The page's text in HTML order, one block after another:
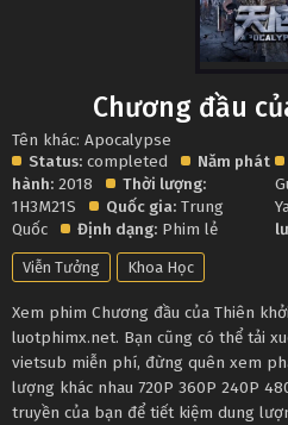
Chương đầu
Tên khác: Apocalypse
Status: completed
Năm phát
hành: 2018
Thời lượng:
1H3M21S
Quốc gia: Trung
Quốc
Định dạng: Phim lẻ
Viễn Tưởng Khoa Học
Xem phim Chương đầu của Thiên
luotphimx.net. Bạn cũng có thể tải
vietsub miễn phí, đừng quên xem
lượng khác nhau 720P 360P 240P
truyền của bạn để tiết kiệm dung